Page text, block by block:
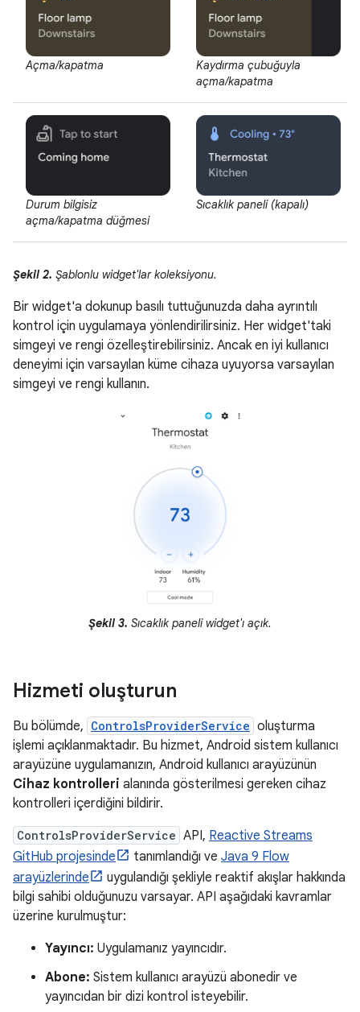
Açma/kapatma
Kaydırma çubuğuyla
açma/kapatma
Durum bilgisiz
açma/kapatma düğmesi
Sıcaklık paneli (kapalı)
Şekil 2. Şablonlu widget'lar koleksiyonu.
Bir widget'a dokunup basılı tuttuğunuzda daha ayrıntılı
kontrol için uygulamaya yönlendirilirsiniz. Her widget'taki
simgeyi ve rengi özelleştirebilirsiniz. Ancak en iyi kullanıcı
deneyimi için varsayılan küme cihaza uyuyorsa varsayılan
simgeyi ve rengi kullanın.
Şekil 3. Sıcaklık paneli widget'ı açık.
Hizmeti oluşturun
Bu bölümde, ControlsProviderService oluşturma
işlemi açıklanmaktadır. Bu hizmet, Android sistem kullanıcı
arayüzüne uygulamanızın, Android kullanıcı arayüzünün
Cihaz kontrolleri alanında gösterilmesi gereken cihaz
kontrolleri içerdiğini bildirir.
ControlsProviderService API, Reactive Streams
GitHub projesinde
tanımlandığı ve Java 9 Flow
arayüzlerinde
uygulandığı şekliyle reaktif akışlar hakkında
bilgi sahibi olduğunuzu varsayar. API aşağıdaki kavramlar
üzerine kurulmuştur:
Yayıncı: Uygulamanız yayıncıdır.
Abone: Sistem kullanıcı arayüzü abonedir ve
yayıncıdan bir dizi kontrol isteyebilir.